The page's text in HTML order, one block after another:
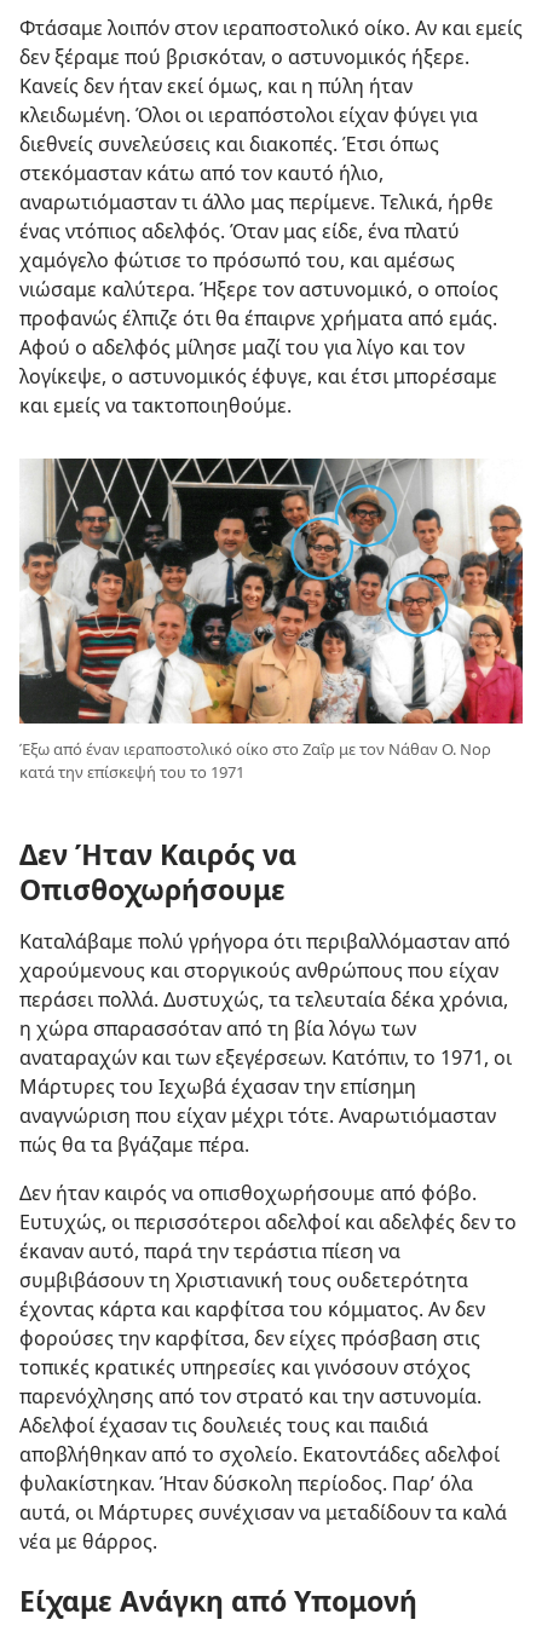
Φτάσαμε λοιπόν στον ιεραποστολικό οίκο. Αν και εμείς
δεν ξέραμε πού βρισκόταν, ο αστυνομικός ήξερε.
Κανείς δεν ήταν εκεί όμως, και η πύλη ήταν
κλειδωμένη. Όλοι οι ιεραπόστολοι είχαν φύγει για
διεθνείς συνελεύσεις και διακοπές. Έτσι όπως
στεκόμασταν κάτω από τον καυτό ήλιο,
αναρωτιόμασταν τι άλλο μας περίμενε. Τελικά, ήρθε
ένας ντόπιος αδελφός. Όταν μας είδε, ένα πλατύ
χαμόγελο φώτισε το πρόσωπό του, και αμέσως
νιώσαμε καλύτερα. Ήξερε τον αστυνομικό, ο οποίος
προφανώς έλπιζε ότι θα έπαιρνε χρήματα από εμάς.
Αφού ο αδελφός μίλησε μαζί του για λίγο και τον
λογίκεψε, ο αστυνομικός έφυγε, και έτσι μπορέσαμε
και εμείς να τακτοποιηθούμε.
Έξω από έναν ιεραποστολικό οίκο στο Ζαΐρ με τον Νάθαν Ο. Νορ
κατά την επίσκεψή του το 1971
Δεν Ήταν Καιρός να
Οπισθοχωρήσουμε
Καταλάβαμε πολύ γρήγορα ότι περιβαλλόμασταν από
χαρούμενους και στοργικούς ανθρώπους που είχαν
περάσει πολλά. Δυστυχώς, τα τελευταία δέκα χρόνια,
η χώρα σπαρασσόταν από τη βία λόγω των
αναταραχών και των εξεγέρσεων. Κατόπιν, το 1971, οι
Μάρτυρες του Ιεχωβά έχασαν την επίσημη
αναγνώριση που είχαν μέχρι τότε. Αναρωτιόμασταν
πώς θα τα βγάζαμε πέρα.
Δεν ήταν καιρός να οπισθοχωρήσουμε από φόβο.
Ευτυχώς, οι περισσότεροι αδελφοί και αδελφές δεν το
έκαναν αυτό, παρά την τεράστια πίεση να
συμβιβάσουν τη Χριστιανική τους ουδετερότητα
έχοντας κάρτα και καρφίτσα του κόμματος. Αν δεν
φορούσες την καρφίτσα, δεν είχες πρόσβαση στις
τοπικές κρατικές υπηρεσίες και γινόσουν στόχος
παρενόχλησης από τον στρατό και την αστυνομία.
Αδελφοί έχασαν τις δουλειές τους και παιδιά
αποβλήθηκαν από το σχολείο. Εκατοντάδες αδελφοί
φυλακίστηκαν. Ήταν δύσκολη περίοδος. Παρ’ όλα
αυτά, οι Μάρτυρες συνέχισαν να μεταδίδουν τα καλά
νέα με θάρρος.
Είχαμε Ανάγκη από Υπομονή